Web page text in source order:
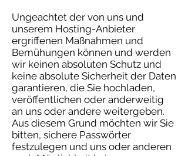
Ungeachtet der von uns und
unserem Hosting-Anbieter
ergriffenen Maßnahmen und
Bemühungen können und werden
wir keinen absoluten Schutz und
keine absolute Sicherheit der Daten
garantieren, die Sie hochladen,
veröffentlichen oder anderweitig
an uns oder andere weitergeben.
Aus diesem Grund möchten wir Sie
bitten, sichere Passwörter
festzulegen und uns oder anderen